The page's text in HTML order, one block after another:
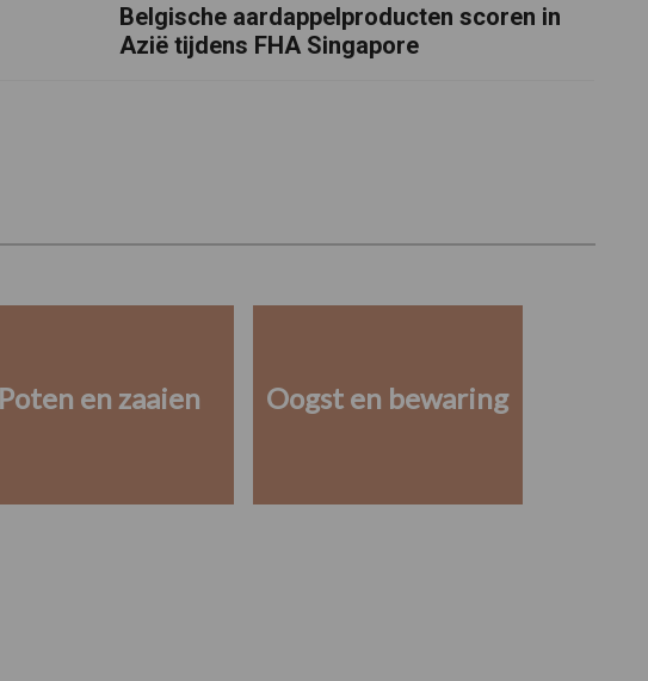
Belgische aardappelproducten scoren in
Azië tijdens FHA Singapore
Poten en zaaien Oogst en bewaring